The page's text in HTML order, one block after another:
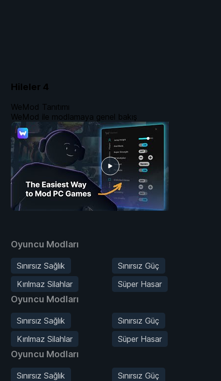
Hileler 4
Oyuncu Modları
Sınırsız Sağlık
Sınırsız Güç
Kırılmaz Silahlar
Süper Hasar
Oyuncu Modları
Sınırsız Sağlık
Sınırsız Güç
Kırılmaz Silahlar
Süper Hasar
Oyuncu Modları
Sınırsız Sağlık
Sınırsız Güç
WeMod Tanıtımı
WeMod ile modlamaya genel bakış